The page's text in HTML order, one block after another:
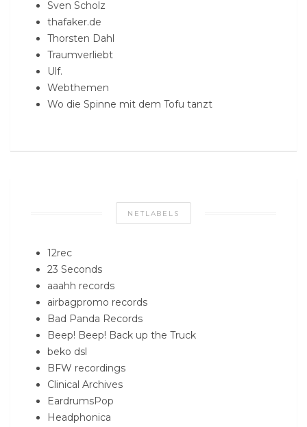
Sven Scholz
thafaker.de
Thorsten Dahl
Traumverliebt
Ulf.
Webthemen
Wo die Spinne mit dem Tofu tanzt
NETLABELS
12rec
23 Seconds
aaahh records
airbagpromo records
Bad Panda Records
Beep! Beep! Back up the Truck
beko dsl
BFW recordings
Clinical Archives
EardrumsPop
Headphonica